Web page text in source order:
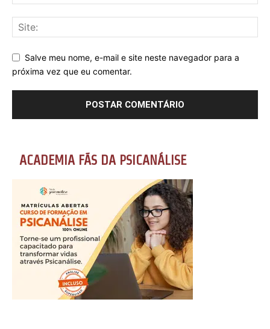
Salve meu nome, e-mail e site neste navegador para a
próxima vez que eu comentar.
ACADEMIA FÃS DA PSICANÁLISE